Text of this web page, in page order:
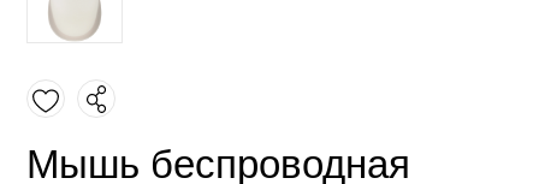
Мышь беспроводная